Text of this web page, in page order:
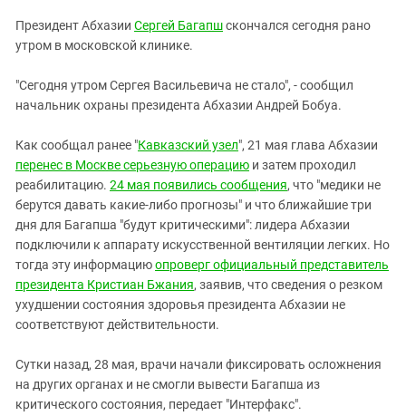
КАВКАЗ ЗА ПАЛЕСТИНУ
ИНАКОМЫСЛИЕ В ЧЕЧНЕ
МОБИЛИЗАЦИЯ И ПРОТЕСТЫ
Ингушетия
Калмыкия
Краснодарский край
Нагорный Карабах
Российская Федерация
Ростовская область
Северная Осетия - Алания
Ставропольский край
Южная Осетия
Южный Кавказ
Президент Абхазии Сергей Багапшскончался сегодня рано
утром в московской клинике.
"Сегодня утром Сергея Васильевича не стало", - сообщил
начальник охраны президента Абхазии Андрей Бобуа.
Как сообщал ранее "Кавказский узел", 21 мая глава Абхазии
перенес в Москве серьезную операцию и затем проходил
реабилитацию. 24 мая появились сообщения, что "медики не
берутся давать какие-либо прогнозы" и что ближайшие три
дня для Багапша "будут критическими": лидера Абхазии
подключили к аппарату искусственной вентиляции легких. Но
тогда эту информациюопроверг официальный представитель
президента Кристиан Бжания, заявив, что сведения о резком
ухудшении состояния здоровья президента Абхазии не
соответствуют действительности.
Сутки назад, 28 мая, врачи начали фиксировать осложнения
на других органах и не смогли вывести Багапша из
критического состояния, передает "Интерфакс".